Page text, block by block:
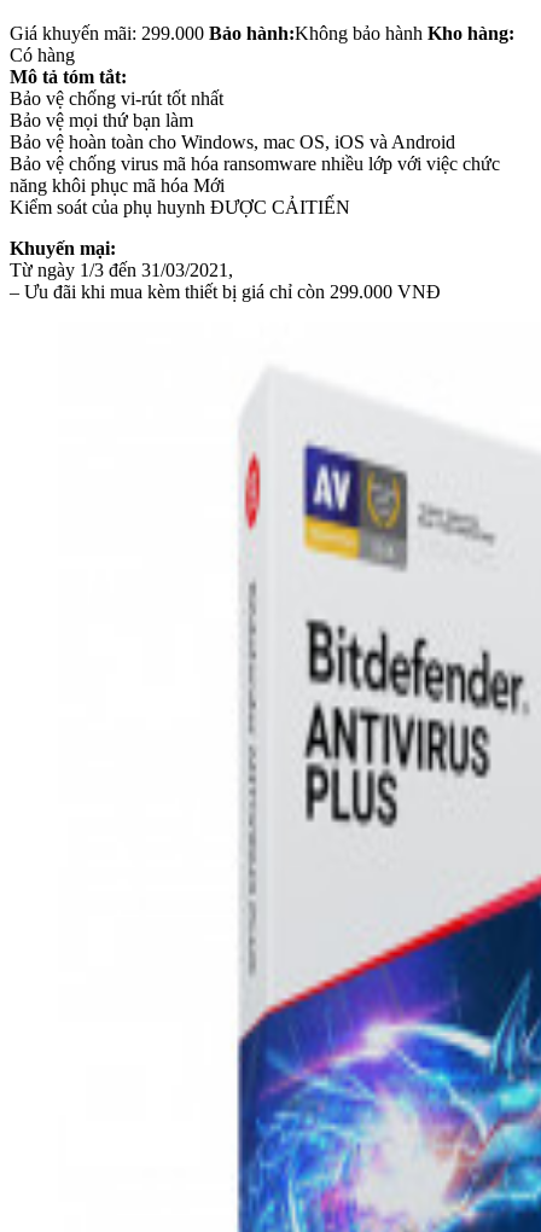
Giá khuyến mãi: 299.000 Bảo hành:Không bảo hành Kho hàng:
Có hàng
Mô tả tóm tắt:
Bảo vệ chống vi-rút tốt nhất
Bảo vệ mọi thứ bạn làm
Bảo vệ hoàn toàn cho Windows, mac OS, iOS và Android
Bảo vệ chống virus mã hóa ransomware nhiều lớp với việc chức
năng khôi phục mã hóa Mới
Kiểm soát của phụ huynh ĐƯỢC CẢITIẾN
Khuyến mại:
Từ ngày 1/3 đến 31/03/2021,
– Ưu đãi khi mua kèm thiết bị giá chỉ còn 299.000 VNĐ